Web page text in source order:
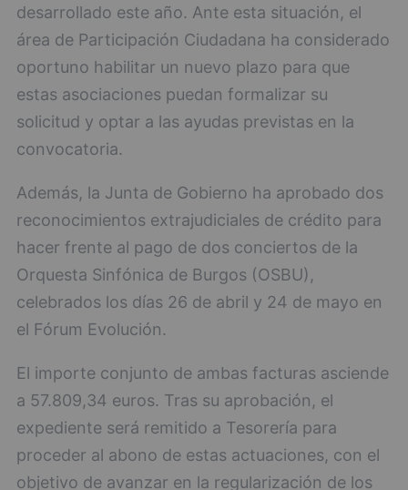
desarrollado este año. Ante esta situación, el
área de Participación Ciudadana ha considerado
oportuno habilitar un nuevo plazo para que
estas asociaciones puedan formalizar su
solicitud y optar a las ayudas previstas en la
convocatoria.
Además, la Junta de Gobierno ha aprobado dos
reconocimientos extrajudiciales de crédito para
hacer frente al pago de dos conciertos de la
Orquesta Sinfónica de Burgos (OSBU),
celebrados los días 26 de abril y 24 de mayo en
el Fórum Evolución.
El importe conjunto de ambas facturas asciende
a 57.809,34 euros. Tras su aprobación, el
expediente será remitido a Tesorería para
proceder al abono de estas actuaciones, con el
objetivo de avanzar en la regularización de los